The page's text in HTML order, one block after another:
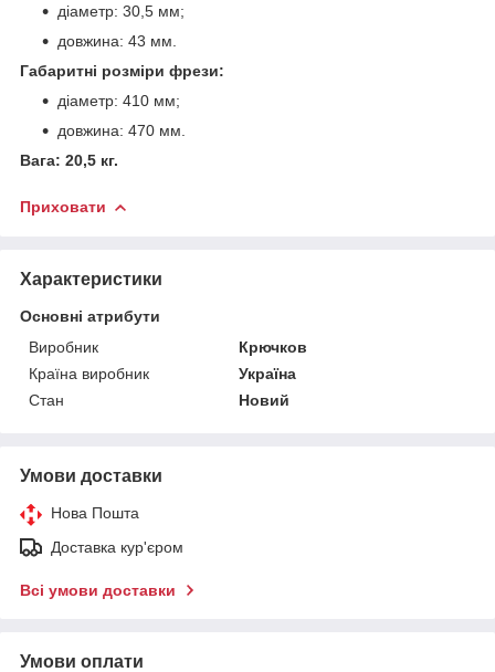
діаметр: 30,5 мм;
довжина: 43 мм.
Габаритні розміри фрези:
діаметр: 410 мм;
довжина: 470 мм.
Вага: 20,5 кг.
Приховати
Характеристики
Основні атрибути
Виробник
Крючков
Країна виробник
Україна
Стан
Новий
Умови доставки
Нова Пошта
Доставка кур'єром
Всі умови доставки
Умови оплати